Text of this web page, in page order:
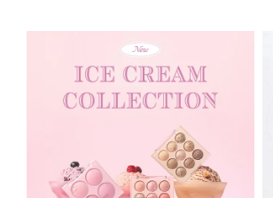
$118.00.$68.00.